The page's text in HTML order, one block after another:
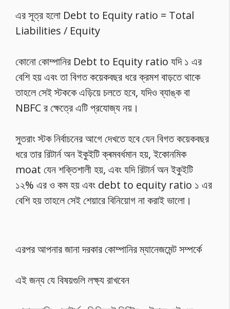
এর সূত্র হলো Debt to Equity ratio = Total
Liabilities / Equity
কোনো কোম্পানির Debt to Equity ratio যদি ১ এর
বেশি হয় এবং তা বিগত কয়েকবছর ধরে ক্রমশ বাড়তে থাকে
তাহলে সেই স্টককে এড়িয়ে চলতে হবে, যদিও ব্যাঙ্ক বা
NBFC র ক্ষেত্রে এটি প্রযোজ্য নয়।
সুতরাং স্টক নির্বাচনের আগে দেখতে হবে যেন বিগত কয়েকবছর
ধরে তার রিটার্ন অন ইকুইটি ক্ৰমবৰ্ধমান হয়, ইকোনমিক
moat যেন শক্তিশালী হয়, এবং যদি রিটার্ন অন ইকুইটি
১২% এর ও কম হয় এবং debt to equity ratio ১ এর
বেশি হয় তাহলে সেই শেয়ারে বিনিয়োগ না করাই ভালো।
এরপর আপনার জানা দরকার কোম্পানির ম্যানেজমেন্ট সম্পর্কে
এই জন্য যে বিষয়গুলি লক্ষ্য রাখবেন